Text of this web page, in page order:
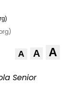
A A A
Senior